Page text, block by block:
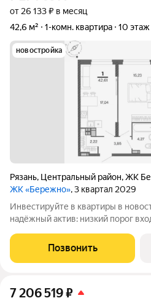
от 26 133 ₽ в месяц
42,6 м²
1-комн. квартира 10 этаж
новостройка
Рязань, Центральный район,ЖК
ЖК «Бережно», 3 квартал 2029
Инвестируйте в квартиры в
надёжный актив: низкий порог
Жилой квартал «Бережно» это проект класса Бизнес,
созданный с уважением к городу и
Позвонить
7 206 519₽